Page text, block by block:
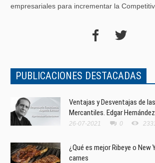
empresariales para incrementar la
PUBLICACIONES DESTACADAS
Ventajas y Desventajas de
Mercantiles. Edgar
26-07-2021 0
¿Qué es mejor Ribeye o New
carnes